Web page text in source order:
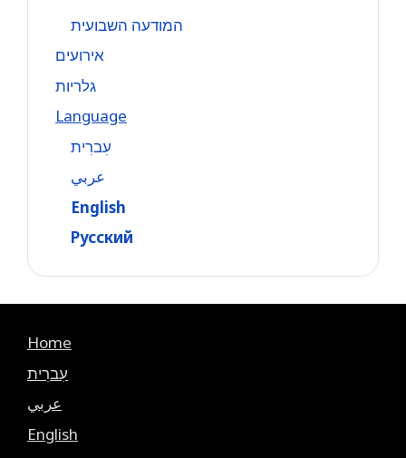
המודעה השבועית
אירועים
גלריות
Language
עִברִית
عربي
English
Русский
Home
עִברִית
عربي
English